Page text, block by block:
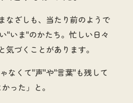
なざしも、当たり前のようで
"いま"のかたち。忙しい日々
気づくことがあります。
なくて"声"や"言葉"も残して
った」と。